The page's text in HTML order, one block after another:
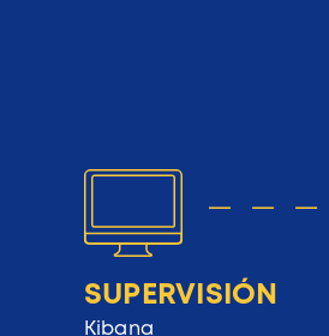
SUPERVISIÓN
Kibana